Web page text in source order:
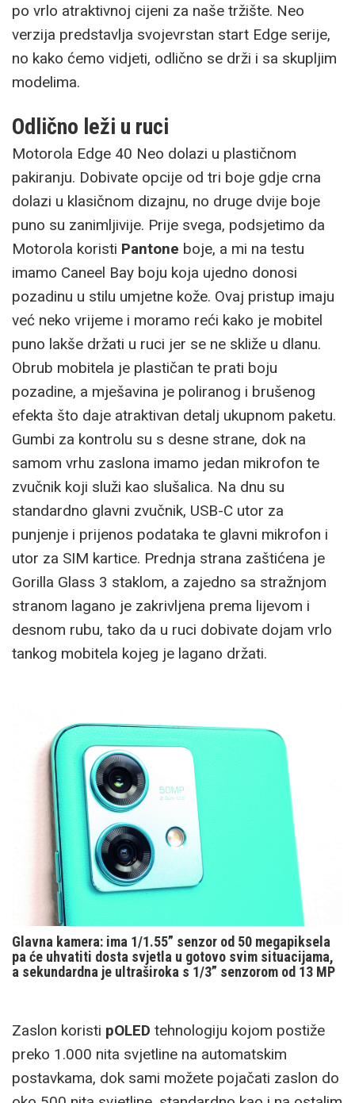
po vrlo atraktivnoj cijeni za naše tržište. Neo
verzija predstavlja svojevrstan start Edge serije,
no kako ćemo vidjeti, odlično se drži i sa skupljim
modelima.
Odlično leži u ruci
Motorola Edge 40 Neo dolazi u plastičnom
pakiranju. Dobivate opcije od tri boje gdje crna
dolazi u klasičnom dizajnu, no druge dvije boje
puno su zanimljivije. Prije svega, podsjetimo da
Motorola koristi Pantone boje, a mi na testu
imamo Caneel Bay boju koja ujedno donosi
pozadinu u stilu umjetne kože. Ovaj pristup imaju
već neko vrijeme i moramo reći kako je mobitel
puno lakše držati u ruci jer se ne skliže u dlanu.
Obrub mobitela je plastičan te prati boju
pozadine, a mješavina je poliranog i brušenog
efekta što daje atraktivan detalj ukupnom paketu.
Gumbi za kontrolu su s desne strane, dok na
samom vrhu zaslona imamo jedan mikrofon te
zvučnik koji služi kao slušalica. Na dnu su
standardno glavni zvučnik, USB-C utor za
punjenje i prijenos podataka te glavni mikrofon i
utor za SIM kartice. Prednja strana zaštićena je
Gorilla Glass 3 staklom, a zajedno sa stražnjom
stranom lagano je zakrivljena prema lijevom i
desnom rubu, tako da u ruci dobivate dojam vrlo
tankog mobitela kojeg je lagano držati.
Glavna kamera: ima 1/1.55” senzor od 50 megapiksela
pa će uhvatiti dosta svjetla u gotovo svim situacijama,
a sekundardna je ultraširoka s 1/3” senzorom od 13 MP
Zaslon koristi pOLED tehnologiju kojom postiže
preko 1.000 nita svjetline na automatskim
postavkama, dok sami možete pojačati zaslon do